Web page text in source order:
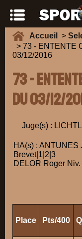
Accueil >
> 73 - ENTENTE
03/12/2016
73 -
du 03/12/
Juge(s) :
HA(s) : ANTUNES
Brevet|1|2|3
DELOR Roger
Place Pts/400